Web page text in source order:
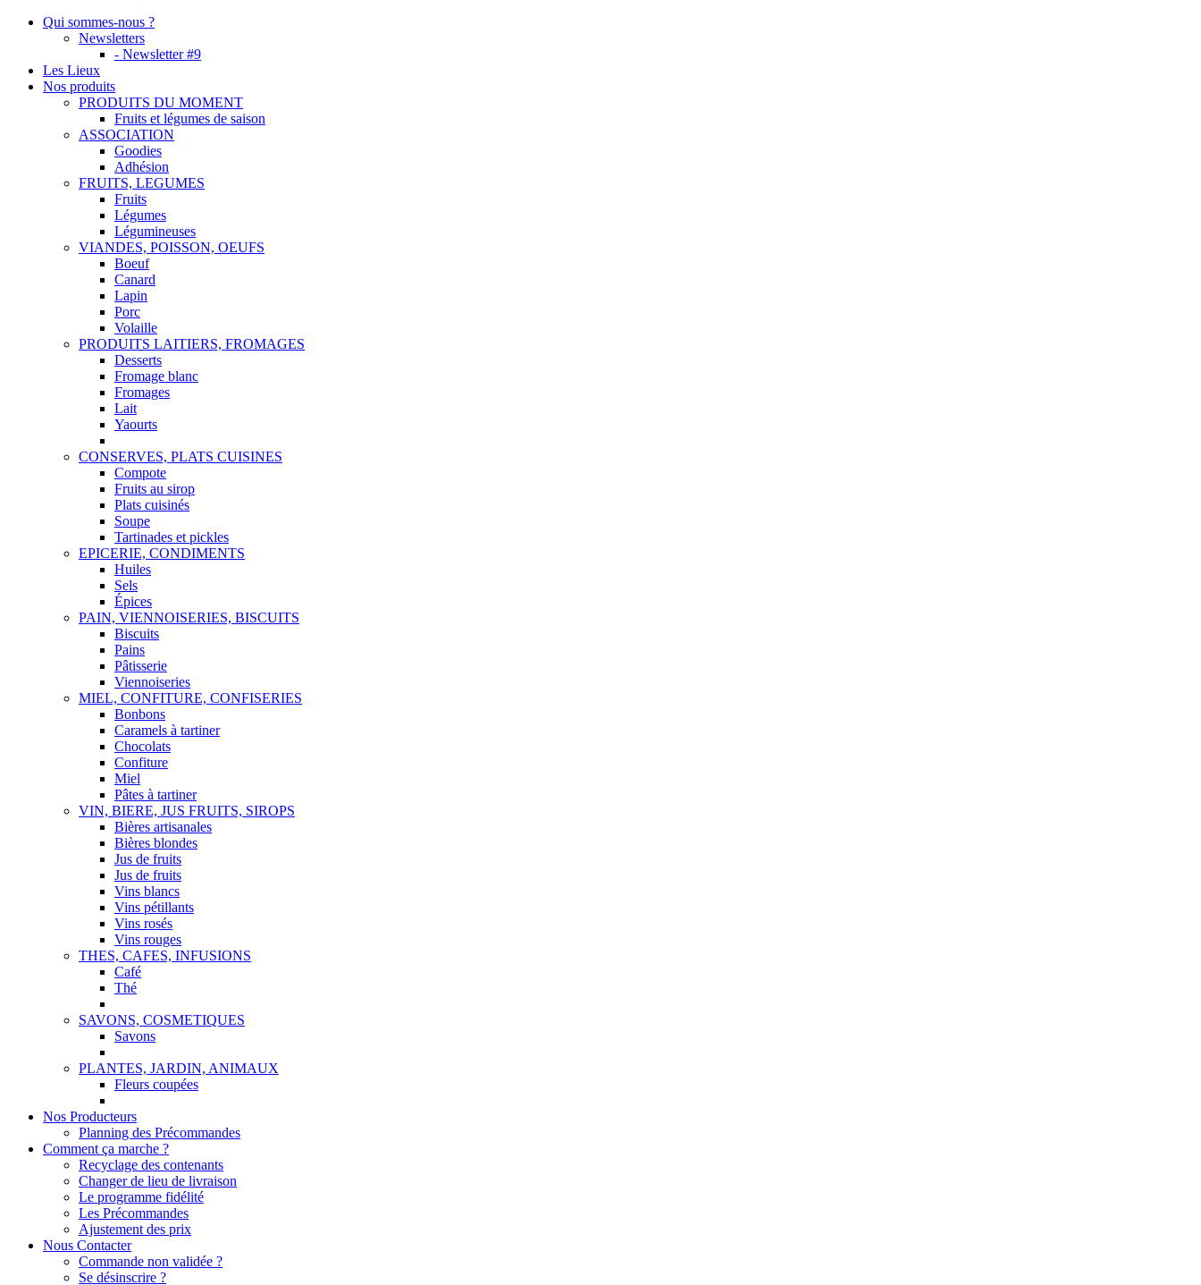
Qui sommes-nous ?
Newsletters
- Newsletter #9
Les Lieux
Nos produits
PRODUITS DU MOMENT
Fruits et légumes de saison
ASSOCIATION
Goodies
Adhésion
FRUITS, LEGUMES
Fruits
Légumes
Légumineuses
VIANDES, POISSON, OEUFS
Boeuf
Canard
Lapin
Porc
Volaille
PRODUITS LAITIERS, FROMAGES
Desserts
Fromage blanc
Fromages
Lait
Yaourts
CONSERVES, PLATS CUISINES
Compote
Fruits au sirop
Plats cuisinés
Soupe
Tartinades et pickles
EPICERIE, CONDIMENTS
Huiles
Sels
Épices
PAIN, VIENNOISERIES, BISCUITS
Biscuits
Pains
Pâtisserie
Viennoiseries
MIEL, CONFITURE, CONFISERIES
Bonbons
Caramels à tartiner
Chocolats
Confiture
Miel
Pâtes à tartiner
VIN, BIERE, JUS FRUITS, SIROPS
Bières artisanales
Bières blondes
Jus de fruits
Jus de fruits
Vins blancs
Vins pétillants
Vins rosés
Vins rouges
THES, CAFES, INFUSIONS
Café
Thé
SAVONS, COSMETIQUES
Savons
PLANTES, JARDIN, ANIMAUX
Fleurs coupées
Nos Producteurs
Planning des Précommandes
Comment ça marche ?
Recyclage des contenants
Changer de lieu de livraison
Le programme fidélité
Les Précommandes
Ajustement des prix
Nous Contacter
Commande non validée ?
Se désinscrire ?